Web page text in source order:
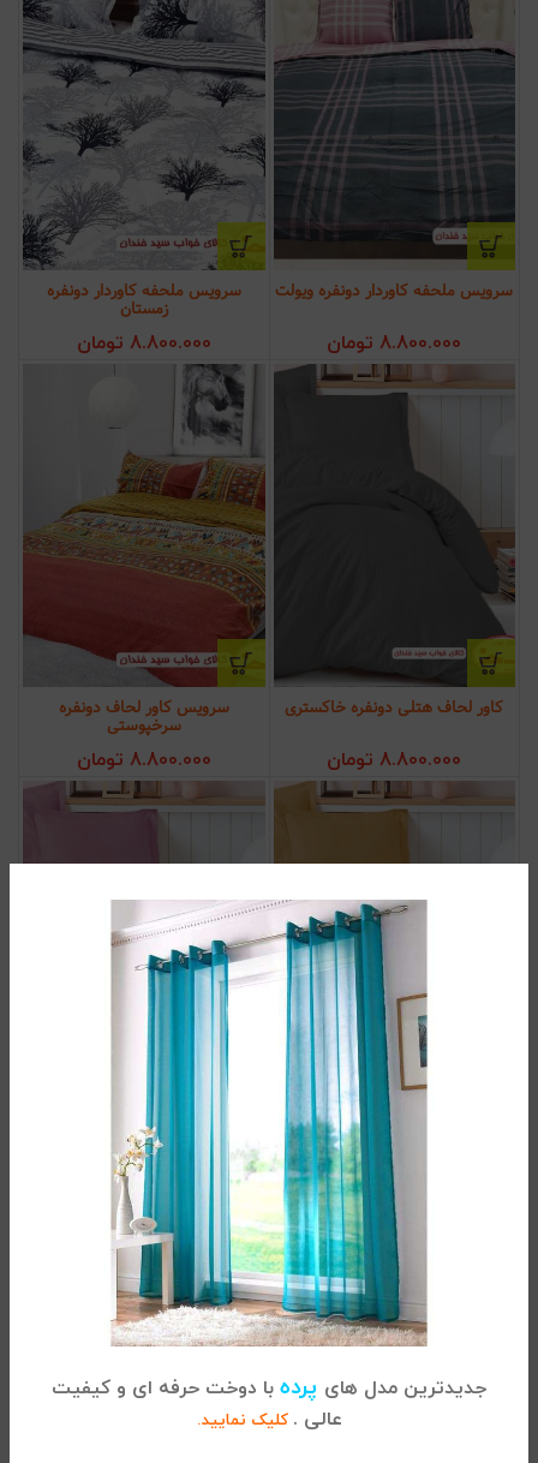
جدیدترین مدل های پرده با دوخت حرفه ای و کیفیت
عالی . کلیک نمایید.
سرویس ملحفه کاوردار دونفره ویولت
8.800.000 تومان
سرویس ملحفه کاوردار دونفره
زمستان
8.800.000 تومان
کاور لحاف هتلی دونفره خاکستری
8.800.000 تومان
سرویس کاور لحاف دونفره
سرخپوستی
8.800.000 تومان
کاور لحاف هتلی دونفره نسکافه ای
8.800.000
تومان
کاور لحاف هتلی دونفره بنفش
8.800.000 تومان